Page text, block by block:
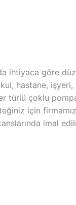
ihtiyaca göre
hastane,
türlü çoklu
için
imal